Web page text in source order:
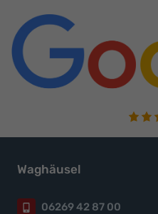
Waghäusel
06269 42 87 00